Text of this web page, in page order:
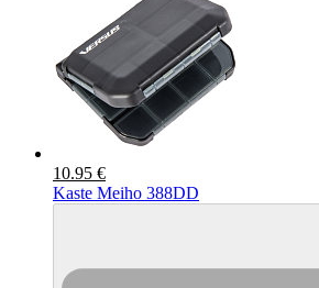
10.95 €
Kaste Meiho 388DD